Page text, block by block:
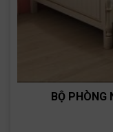
BỘ PHÒNG